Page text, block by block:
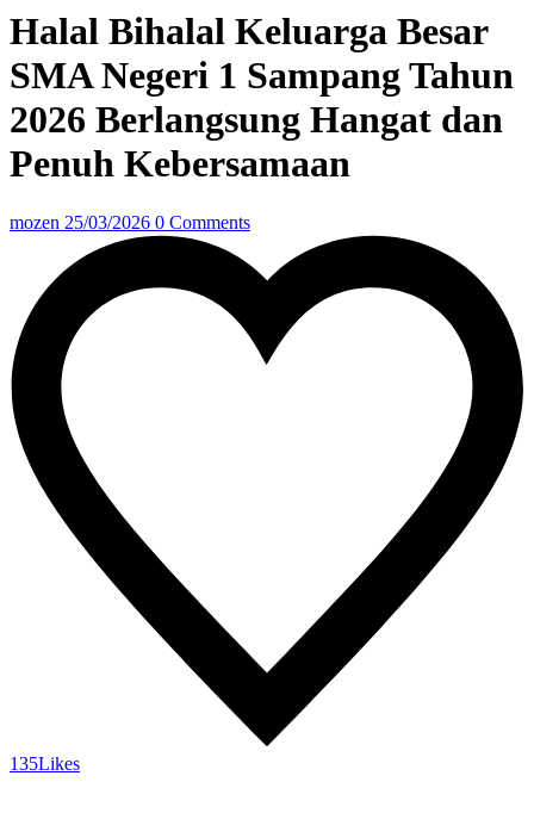
Halal Bihalal Keluarga Besar
SMA Negeri 1 Sampang Tahun
2026 Berlangsung Hangat dan
Penuh Kebersamaan
mozen 25/03/2026 0 Comments
135Likes